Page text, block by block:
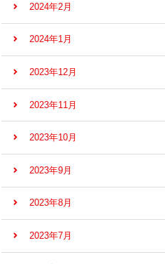
2024年2月
2024年1月
2023年12月
2023年11月
2023年10月
2023年9月
2023年8月
2023年7月